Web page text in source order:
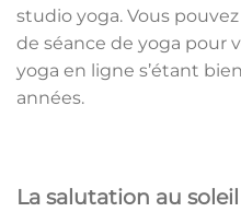
studio yoga. Vous
de séance de yoga pour
yoga en ligne s’étant
années.
La salutation au soleil